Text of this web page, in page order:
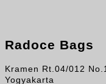
Radoce Bags
Kramen Rt.04/012
Yogyakarta